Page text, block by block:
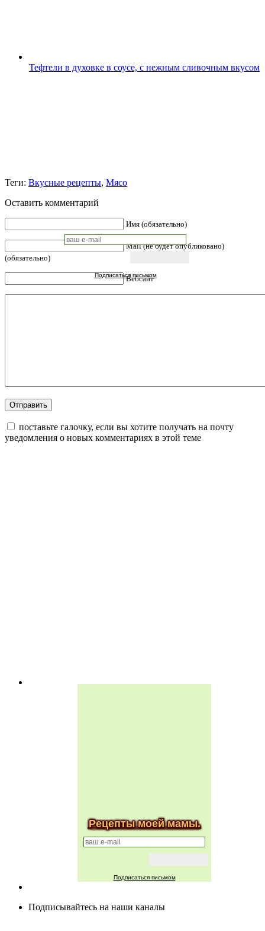
Тефтели в духовке в соусе, с нежным сливочным вкусом
Подписаться письмом
Теги: Вкусные рецепты, Мясо
Оставить комментарий
Имя (обязательно)
Mail (не будет опубликовано)
(обязательно)
Вебсайт
поставьте галочку, если вы хотите получать на почту
уведомления о новых комментариях в этой теме
Рецепты моей мамы.
Подписаться письмом
Подписывайтесь на наши каналы